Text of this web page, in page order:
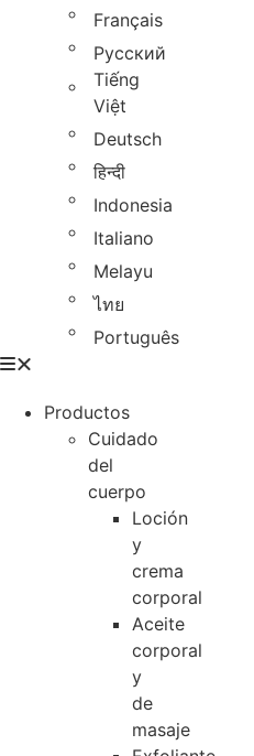
Français
Русский
Tiếng
Việt
Deutsch
हिन्दी
Indonesia
Italiano
Melayu
ไทย
Português
Productos
Cuidado
del
cuerpo
Loción
y
crema
corporal
Aceite
corporal
y
de
masaje